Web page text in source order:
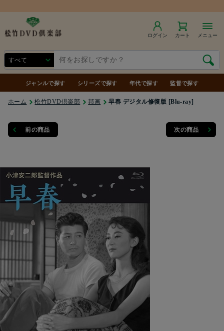
ログイン カート メニュー
ジャンルで探す シリーズで探す 年代で探す 監督で探す
ホーム 松竹DVD倶楽部 邦画 早春 デジタル修復版 [Blu-ray]
前の商品 次の商品